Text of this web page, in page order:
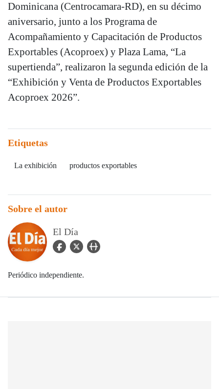
Dominicana (Centrocamara-RD), en su décimo
aniversario, junto a los Programa de
Acompañamiento y Capacitación de Productos
Exportables (Acoproex) y Plaza Lama, “La
supertienda”, realizaron la segunda edición de la
“Exhibición y Venta de Productos Exportables
Acoproex 2026”.
Etiquetas
La exhibición productos exportables
Sobre el autor
El Día
facebook Icon
twitter Iconuser_url Icon
Periódico independiente.